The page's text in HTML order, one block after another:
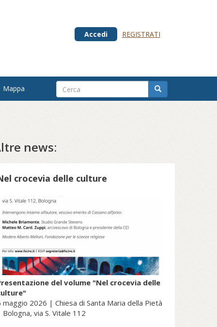
Accedi REGISTRATI
Mappa
news:
crocevia delle culture
del volume "Nel crocevia delle
maggio 2026 | Chiesa di Santa Maria della Pietà
Bologna, via S. Vitale 112